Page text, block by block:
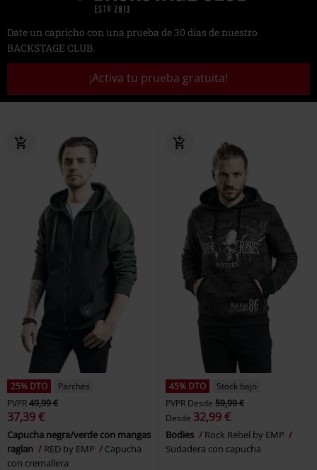
Date un capricho con una prueba de 30 días de nuestro
BACKSTAGE CLUB.
¡Activa tu prueba gratuita!
25% DTO
Parches
PVPR49,99 €
37,39 €
Capucha negra/verde con mangas
raglan
RED by EMP
Capucha
con cremallera
45% DTO
Stock bajo
PVPR Desde 59,99 €
Desde 32,99 €
Bodies
Rock Rebel by EMP
Sudadera con capucha